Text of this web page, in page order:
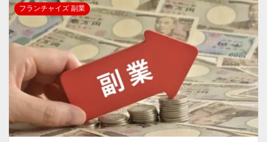
フランチャイズ 副業